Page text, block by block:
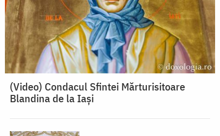
(Video) Condacul Sfintei Mărturisitoare
Blandina de la Iași